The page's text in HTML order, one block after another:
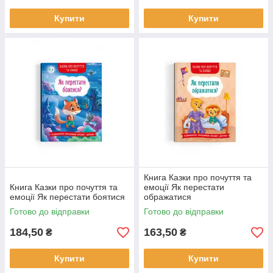
Купити Купити
Книга Казки про почуття та
емоції Як перестати боятися
Готово до відправки
184,50 ₴
Купити
Книга Казки про почуття та
емоції Як перестати
ображатися
Готово до відправки
163,50 ₴
Купити